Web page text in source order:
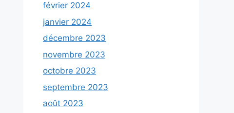
février 2024
janvier 2024
décembre 2023
novembre 2023
octobre 2023
septembre 2023
août 2023